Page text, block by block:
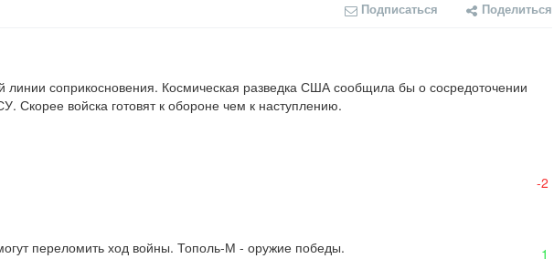
Подписаться Поделиться
соприкосновения. Космическая разведка США сообщила бы о сосредоточении
Скорее войска готовят к обороне чем к наступлению.
-2
переломить ход войны. Тополь-М - оружие победы. 1